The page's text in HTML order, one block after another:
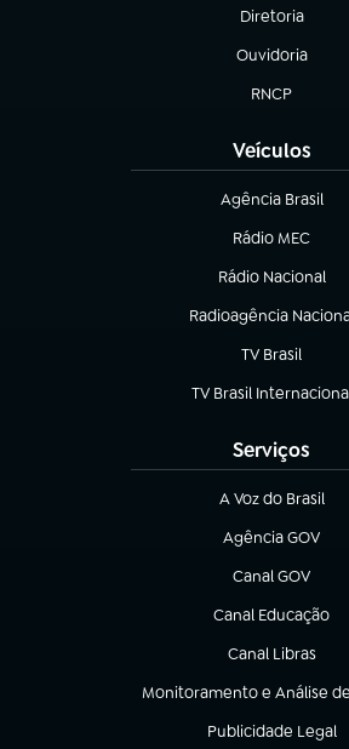
Diretoria
(abre em nova
Ouvidoria
(abre em nova
RNCP
(abre em
Veículos
Agência Brasil
(abre em nova aba)
Rádio MEC
Rádio Nacional
(abre em nova aba)
Radioagência
(abre em nova aba)
TV Brasil
(abre em nova
TV Brasil
(abre em nova aba)
Serviços
A Voz do Brasil
(abre em nova aba)
Agência GOV
(abre em nova
Canal GOV
(abre em nova
Canal Educação
(abre em nova aba)
Canal Libras
(abre em nova
Monitoramento e Análise
(abre em nova aba)
Publicidade Legal
(abre em nova aba)